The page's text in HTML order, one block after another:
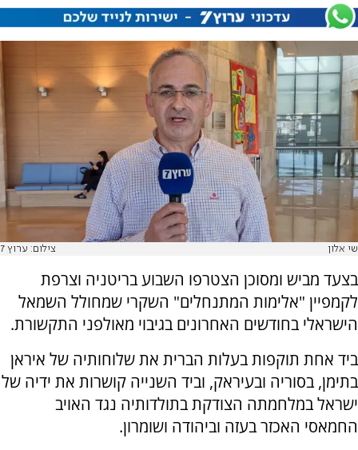
שי אלון צילום: ערוץ 7
בצעד מביש ומסוכן הצטרפו השבוע בריטניה וצרפת
לקמפיין "אלימות המתנחלים" השקרי שמחולל השמאל
הישראלי בחודשים האחרונים בגיבוי מאולפני התקשורת.
ביד אחת תוקפות בעלות הברית את שלוחותיה של איראן
בתימן, בסוריה ובעיראק, וביד השנייה קושרות את ידיה של
ישראל במלחמתה הצודקת בתולדותיה נגד האויב
החמאסי האכזר בעזה וביהודה ושומרון.